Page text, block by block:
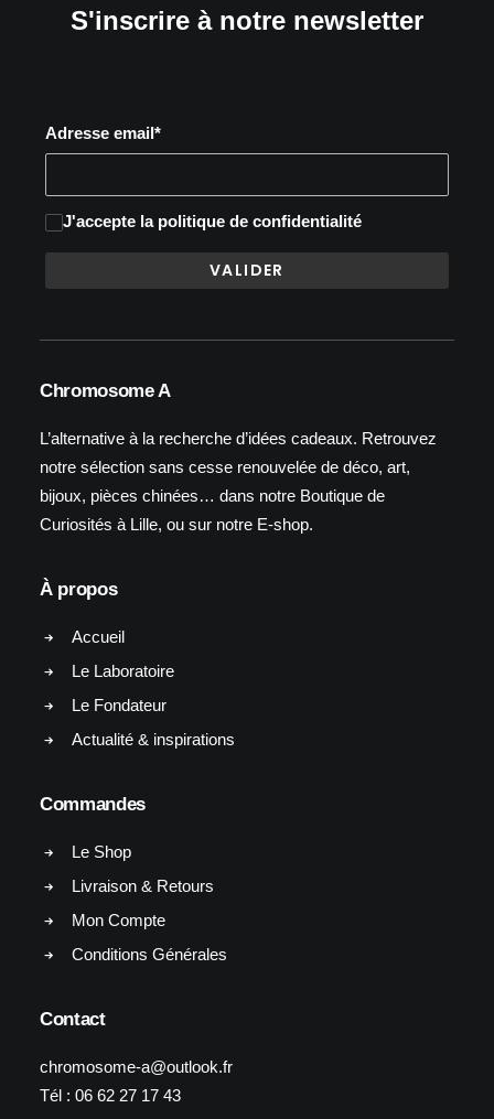
S'inscrire à notre newsletter
Adresse email*
J'accepte la politique de confidentialité
Chromosome A
L’alternative à la recherche d’idées cadeaux. Retrouvez
notre sélection sans cesse renouvelée de déco, art,
bijoux, pièces chinées… dans notre Boutique de
Curiosités à Lille, ou sur notre E-shop.
À propos
Accueil
Le Laboratoire
Le Fondateur
Actualité & inspirations
Commandes
Le Shop
Livraison & Retours
Mon Compte
Conditions Générales
Contact
chromosome-a@outlook.fr
Tél : 06 62 27 17 43